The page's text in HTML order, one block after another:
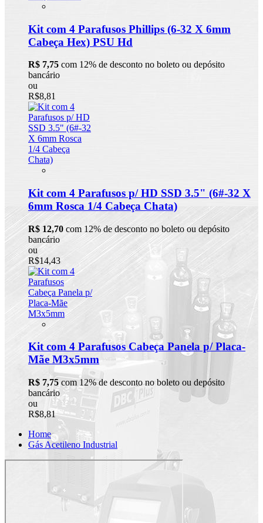
Kit com 4 Parafusos Phillips (6-32 X 6mm
Cabeça Hex) PSU Hd
R$ 7,75 com 12% de desconto no boleto ou depósito
bancário
ou
R$8,81
Kit com 4 Parafusos p/ HD SSD 3.5" (6#-32 X
6mm Rosca 1/4 Cabeça Chata)
R$ 12,70 com 12% de desconto no boleto ou depósito
bancário
ou
R$14,43
Kit com 4 Parafusos Cabeça Panela p/ Placa-
Mãe M3x5mm
R$ 7,75com 12% de desconto no boleto ou depósito
bancário
ou
R$8,81
Home
Gás Acetileno Industrial